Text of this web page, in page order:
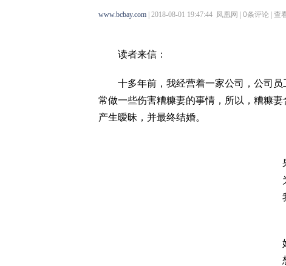
www.bcbay.com | 2018-08-01 19:47:44 凤凰网 | 0条评论 | 查
读者来信：
十多年前，我经营着一家公司，公司员
常做一些伤害糟糠妻的事情，所以，糟糠
产生暧昧，并最终结婚。